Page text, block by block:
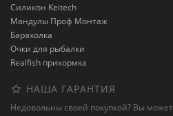
Силикон Keitech
Мандулы Проф Монтаж
Барахолка
Очки для рыбалки
Realfish прикормка
НАША ГАРАНТИЯ
Недовольны своей покупкой? Вы